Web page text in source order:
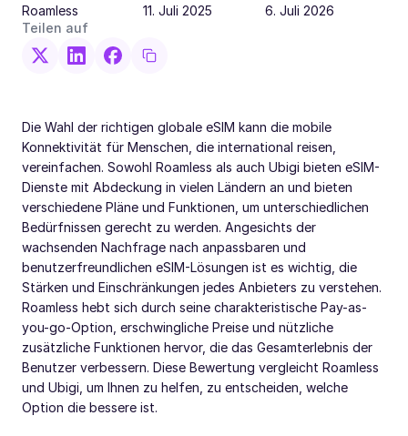
Roamless
11. Juli 2025
6. Juli 2026
Teilen auf
Die Wahl der richtigen globale eSIM kann die mobile
Konnektivität für Menschen, die international reisen,
vereinfachen. Sowohl Roamless als auch Ubigi bieten eSIM-
Dienste mit Abdeckung in vielen Ländern an und bieten
verschiedene Pläne und Funktionen, um unterschiedlichen
Bedürfnissen gerecht zu werden. Angesichts der
wachsenden Nachfrage nach anpassbaren und
benutzerfreundlichen eSIM-Lösungen ist es wichtig, die
Stärken und Einschränkungen jedes Anbieters zu verstehen.
Roamless hebt sich durch seine charakteristische Pay-as-
you-go-Option, erschwingliche Preise und nützliche
zusätzliche Funktionen hervor, die das Gesamterlebnis der
Benutzer verbessern. Diese Bewertung vergleicht Roamless
und Ubigi, um Ihnen zu helfen, zu entscheiden, welche
Option die bessere ist.